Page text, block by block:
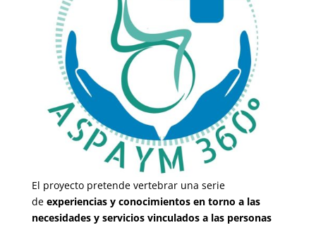
El proyecto pretende vertebrar una serie
de experiencias y conocimientos en torno a las
necesidades y servicios vinculados a las personas